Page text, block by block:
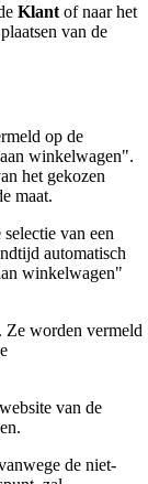
Klant of naar het
van de
op de
winkelwagen".
het gekozen
maat.
van een
automatisch
winkelwagen"
. Ze worden vermeld
van de
de niet-